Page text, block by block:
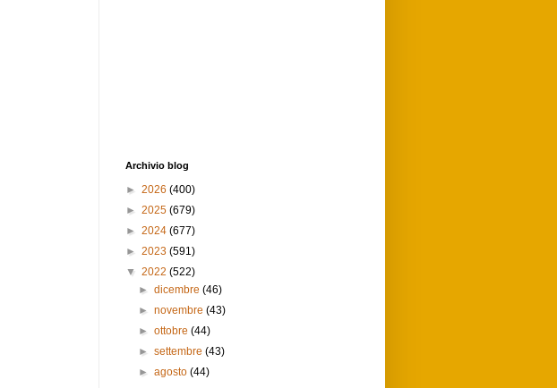
Archivio blog
► 2026 (400)
► 2025 (679)
► 2024 (677)
► 2023 (591)
▼ 2022 (522)
►dicembre(46)
►novembre(43)
►ottobre(44)
►settembre(43)
►agosto(44)